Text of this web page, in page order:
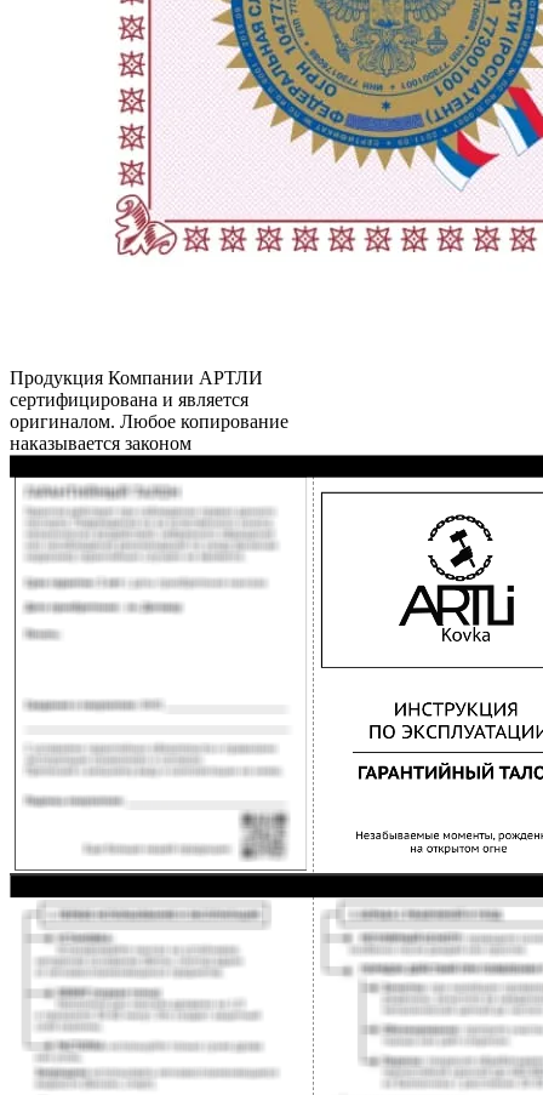
Продукция Компании АРТЛИ
сертифицирована и является
оригиналом. Любое копирование
наказывается законом